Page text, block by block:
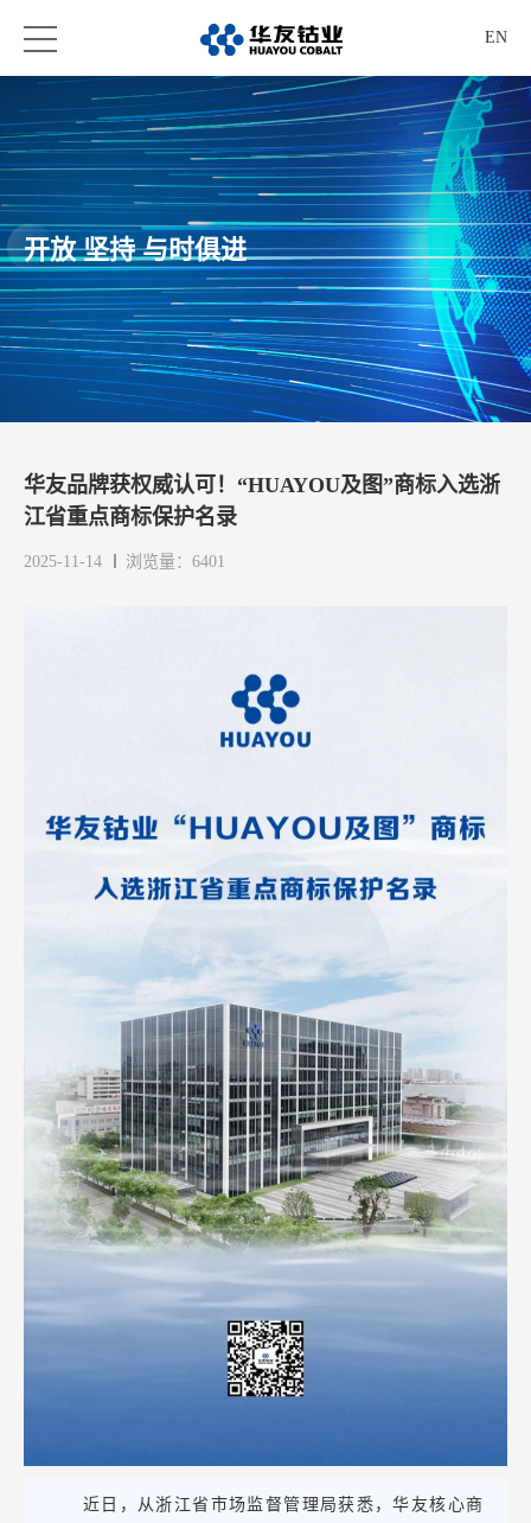
EN
开放 坚持 与时俱进
华友品牌获权威认可！“HUAYOU及图”商标入选浙
江省重点商标保护名录
2025-11-14 浏览量：6401
近日，从浙江省市场监督管理局获悉，华友核心商